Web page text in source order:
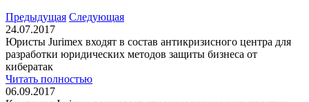
Предыдущая Следующая
24.07.2017
Юристы Jurimex входят в состав антикризисного центра для
разработки юридических методов защиты бизнеса от
кибератак
Читать полностью
06.09.2017